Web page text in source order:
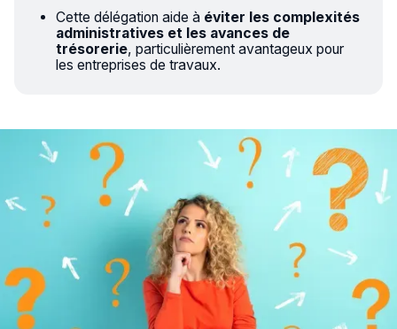
Cette délégation aide à éviter les complexités
administratives et les avances de
trésorerie, particulièrement avantageux pour
les entreprises de travaux.